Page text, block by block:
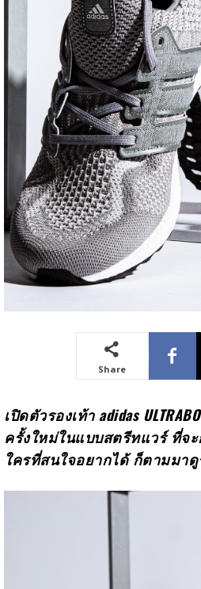
Share
เปิดตัวรองเท้าadidas
ครั้งใหม่ในแบบสตรีทแวร์ ที่จ
ใครที่สนใจอยากได้ ก็ตามมาดู